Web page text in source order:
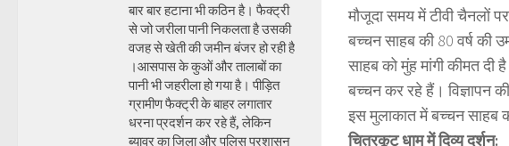
मौजूदा समय में टीवी चैनलों
बच्चन साहब की 80 वर्ष की
साहब को मुंह मांगी कीमत दी
बच्चन कर रहे हैं। विज्ञापन
इस मुलाकात में बच्चन साहब
चित्रकूट धाम में दिव्य दर्शन:
बार बार हटाना भी कठिन है। फैक्ट्री
से जो जरीला पानी निकलता है उसकी
वजह से खेती की जमीन बंजर हो रही है
।आसपास के कुओं और तालाबों का
पानी भी जहरीला हो गया है। पीड़ित
ग्रामीण फैक्ट्री के बाहर लगातार
धरना प्रदर्शन कर रहे हैं, लेकिन
ब्यावर का जिला और पुलिस प्रशासन